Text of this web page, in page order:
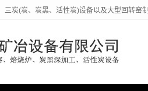
三炭(炭、炭黑、活性炭)设备以及大型回转窑